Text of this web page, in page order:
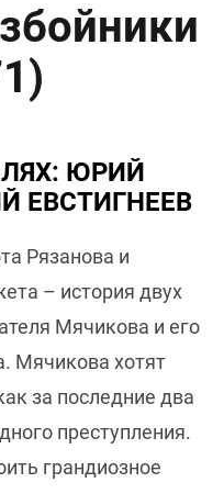
ЮРИЙ
ЕВСТИГНЕЕВ
Рязанова и
– история двух
Мячикова и его
Мячикова хотят
за последние два
преступления.
грандиозное